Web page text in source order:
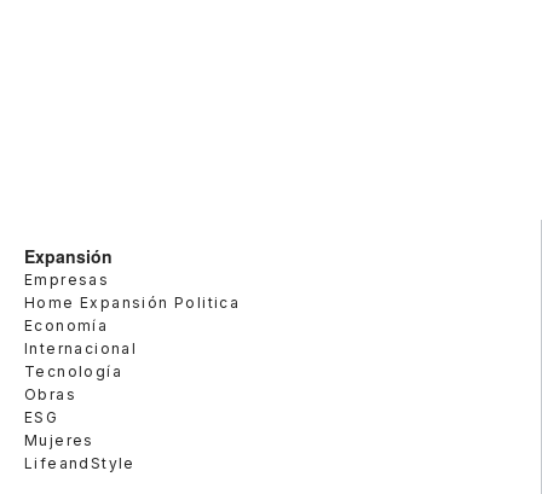
Expansión
Empresas
Home Expansión Politica
Economía
Internacional
Tecnología
Obras
ESG
Mujeres
LifeandStyle